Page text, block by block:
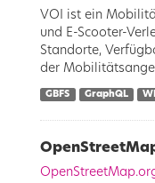
VOI ist ein
und E-Scooter-
Standorte,
der
GBFS GraphQL